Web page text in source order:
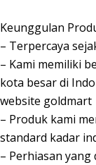
Keunggulan
– Terpercaya
– Kami memiliki
kota besar di
website goldmart
– Produk kami
standard kadar
– Perhiasan